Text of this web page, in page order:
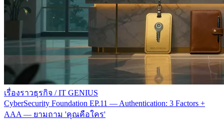
เรื่องราวธุรกิจ / IT GENIUS
CyberSecurity Foundation EP.11 — Authentication: 3 Factors +
AAA — ยามถาม 'คุณคือใคร'